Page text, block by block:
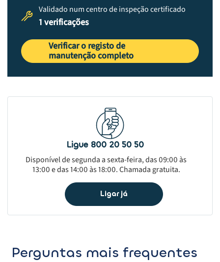
Validado num centro de inspeção certificado
1 verificações
Verificar o registo de
manutenção completo
Ligue 800 20 50 50
Disponível de segunda a sexta-feira, das 09:00 às
13:00 e das 14:00 às 18:00. Chamada gratuita.
Ligar já
Perguntas mais frequentes